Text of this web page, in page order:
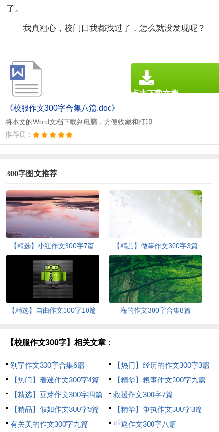
了。
我真粗心，校门口我都找过了，怎么就没发现呢？
《校服作文300字合集八篇.doc》
将本文的Word文档下载到电脑，方便收藏和打印
推荐度：
点击下载文档
300字图文推荐
【精选】小红作文300字7篇 【精品】做事作文300字3篇
【精选】自由作文300字10篇 海的作文300字合集8篇
【校服作文300字】相关文章：
别字作文300字合集6篇
【热门】经历的作文300字3篇
【热门】着迷作文300字4篇
【精华】糗事作文300字九篇
【精选】豆芽作文300字四篇
救援作文300字7篇
【精品】假如作文300字9篇
【精华】争执作文300字3篇
有关美的作文300字九篇
重返作文300字八篇